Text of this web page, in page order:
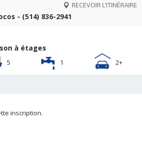
RECEVOIR L’ITINÉRAIRE
- (514) 836-2941
à étages
5 1 2+
inscription.